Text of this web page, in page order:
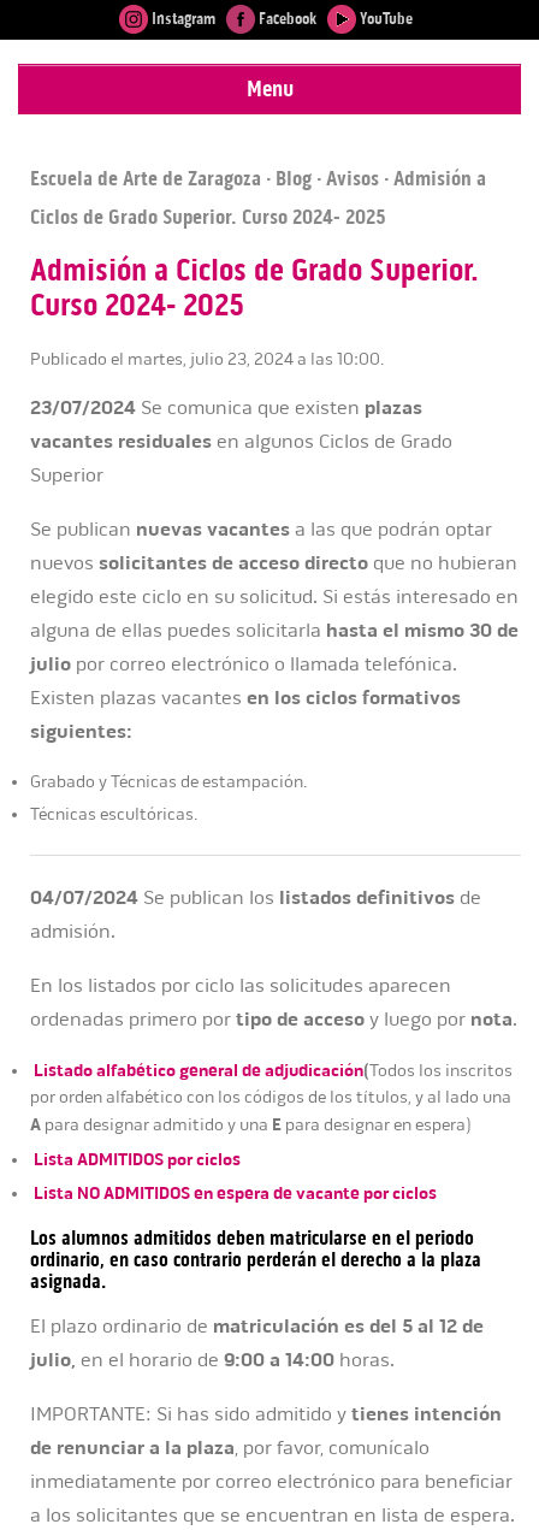
Instagram Facebook YouTube
Menu
Escuela de Arte de Zaragoza · Blog ·Avisos · Admisión a
Ciclos de Grado Superior. Curso 2024- 2025
Admisión a Ciclos de Grado Superior.
Curso 2024- 2025
Publicado el martes, julio 23, 2024 a las 10:00.
23/07/2024 Se comunica que existen plazas
vacantes residuales en algunos Ciclos de Grado
Superior
Se publican nuevas vacantes a las que podrán optar
nuevos solicitantes de acceso directo que no hubieran
elegido este ciclo en su solicitud. Si estás interesado en
alguna de ellas puedes solicitarla hasta el mismo 30 de
julio por correo electrónico o llamada telefónica.
Existen plazas vacantes en los ciclos formativos
siguientes:
Grabado y Técnicas de estampación.
Técnicas escultóricas.
04/07/2024 Se publican los listados definitivos de
admisión.
En los listados por ciclo las solicitudes aparecen
ordenadas primero por tipo de acceso y luego por nota.
Listado alfabético general de adjudicación(Todos los inscritos
por orden alfabético con los códigos de los títulos, y al lado una
A para designar admitido y una E para designar en espera)
Lista ADMITIDOS por ciclos
Lista NO ADMITIDOS en espera de vacante por ciclos
Los alumnos admitidos deben matricularse en el periodo
ordinario, en caso contrarioperderán el derecho a la plaza
asignada.
El plazo ordinario de matriculación es del 5 al 12 de
julio, en el horario de 9:00 a 14:00 horas.
IMPORTANTE: Si has sido admitido y tienes intención
de renunciar a la plaza, por favor, comunícalo
inmediatamente por correo electrónico para beneficiar
a los solicitantes que se encuentran en lista de espera.